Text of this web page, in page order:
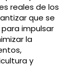
reales de los
que se
impulsar
la
y